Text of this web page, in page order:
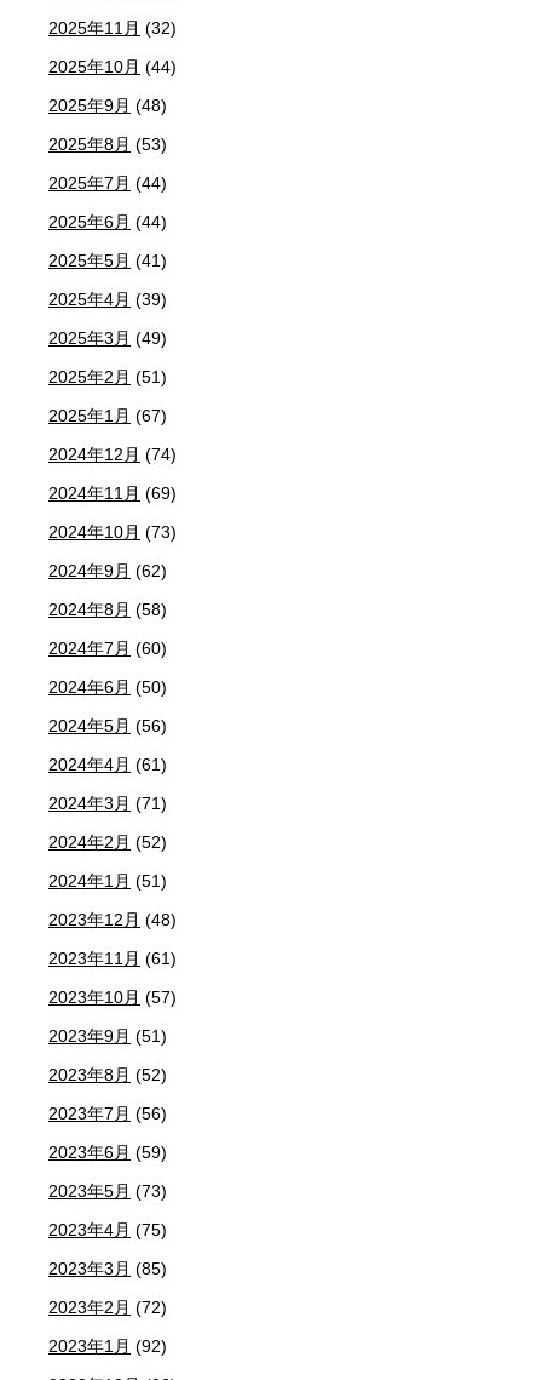
2025年11月 (32)
2025年10月 (44)
2025年9月 (48)
2025年8月 (53)
2025年7月 (44)
2025年6月 (44)
2025年5月 (41)
2025年4月 (39)
2025年3月 (49)
2025年2月 (51)
2025年1月 (67)
2024年12月 (74)
2024年11月 (69)
2024年10月 (73)
2024年9月 (62)
2024年8月 (58)
2024年7月 (60)
2024年6月 (50)
2024年5月 (56)
2024年4月 (61)
2024年3月 (71)
2024年2月 (52)
2024年1月 (51)
2023年12月 (48)
2023年11月 (61)
2023年10月 (57)
2023年9月 (51)
2023年8月 (52)
2023年7月 (56)
2023年6月 (59)
2023年5月 (73)
2023年4月 (75)
2023年3月 (85)
2023年2月 (72)
2023年1月 (92)